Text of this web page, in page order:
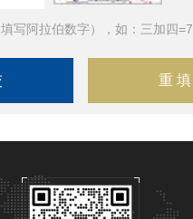
写阿拉伯数字），如：三加四=7